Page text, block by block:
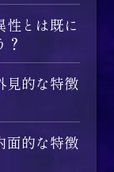
性とは既に
見的な特徴
面的な特徴